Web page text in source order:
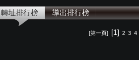
轉址排行榜 導出排行榜
[第一頁] [1] 2 3 4